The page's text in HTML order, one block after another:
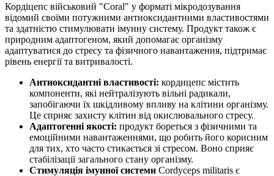
Кордіцепс військовий "Coral" у форматі мікродозування
відомий своїми потужними антиоксидантними властивостями
та здатністю стимулювати імунну систему. Продукт також є
природним адаптогеном, який допомагає організму
адаптуватися до стресу та фізичного навантаження, підтримає
рівень енергії та витривалості.
Антиоксидантні властивості: кордицепс містить
компоненти, які нейтралізують вільні радикали,
запобігаючи їх шкідливому впливу на клітини організму.
Це сприяє захисту клітин від окислювального стресу.
Адаптогенні якості: продукт бореться з фізичними та
емоційними навантаженнями, що робить його корисним
для тих, хто часто стикається зі стресом. Воно сприяє
стабілізації загального стану організму.
Стимуляція імунної системи Cordyceps militaris є